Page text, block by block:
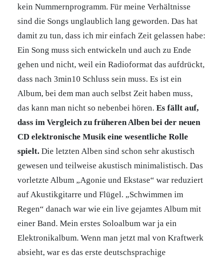
kein Nummernprogramm. Für meine Verhältnisse
sind die Songs unglaublich lang geworden. Das hat
damit zu tun, dass ich mir einfach Zeit gelassen habe:
Ein Song muss sich entwickeln und auch zu Ende
gehen und nicht, weil ein Radioformat das aufdrückt,
dass nach 3min10 Schluss sein muss. Es ist ein
Album, bei dem man auch selbst Zeit haben muss,
das kann man nicht so nebenbei hören. Es fällt auf,
dass im Vergleich zu früheren Alben bei der neuen
CD elektronische Musik eine wesentliche Rolle
spielt. Die letzten Alben sind schon sehr akustisch
gewesen und teilweise akustisch minimalistisch. Das
vorletzte Album „Agonie und Ekstase“ war reduziert
auf Akustikgitarre und Flügel. „Schwimmen im
Regen“ danach war wie ein live gejamtes Album mit
einer Band. Mein erstes Soloalbum war ja ein
Elektronikalbum. Wenn man jetzt mal von Kraftwerk
absieht, war es das erste deutschsprachige